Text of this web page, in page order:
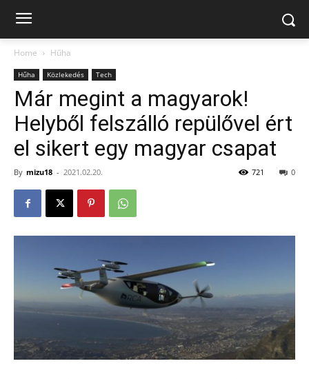
Home Hűha
Hűha Közlekedés Tech
Már megint a magyarok!
Helyből felszálló repülővel ért
el sikert egy magyar csapat
By mizu18 - 2021.02.20. 0
721